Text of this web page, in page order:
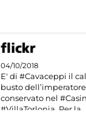
04/10/2018
E' di #Cavaceppi il
busto
conservato nel
#VillaTorlonia. Per la